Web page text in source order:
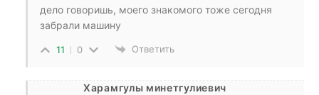
дело говоришь, моего знакомого тоже сегодня
забрали машину
11 0 Ответить
Харамгулы минетгулиевич